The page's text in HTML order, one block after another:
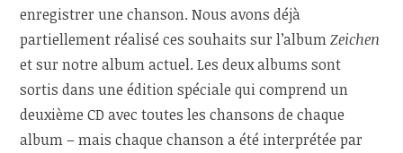
enregistrer une chanson. Nous avons déjà
partiellement réalisé ces souhaits sur l’albumZeichen
et sur notre album actuel. Les deux albums sont
sortis dans une édition spéciale qui comprend un
deuxième CD avec toutes les chansons de chaque
album – mais chaque chanson a été interprétée par